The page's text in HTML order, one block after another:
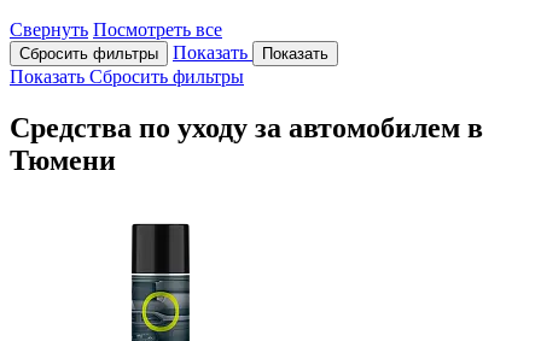
Свернуть Посмотреть все
Сбросить фильтры Показать Показать
Показать Сбросить фильтры
Средства по уходу за автомобилем в
Тюмени